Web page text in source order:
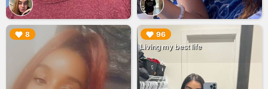
8
▶︎ 96
Living my best life
▶︎